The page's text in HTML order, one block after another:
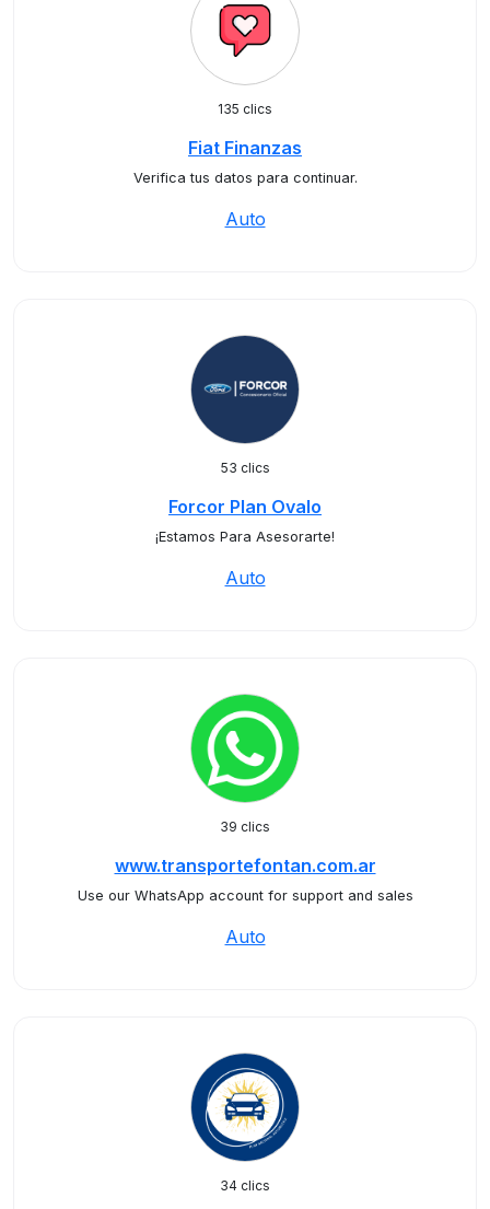
135 clics
Fiat Finanzas
Verifica tus datos para continuar.
Auto
53 clics
Forcor Plan Ovalo
¡Estamos Para Asesorarte!
Auto
39 clics
www.transportefontan.com.ar
Use our WhatsApp account for support and sales
Auto
34 clics